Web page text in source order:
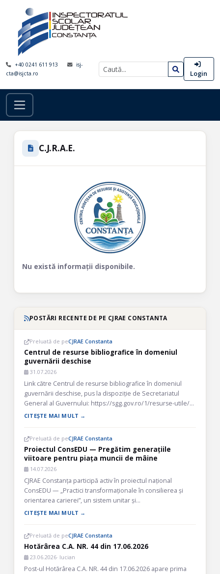
+40 0241 611 913
isj-
cta@isjcta.ro
Login
C.J.R.A.E.
Nu există informații disponibile.
POSTĂRI RECENTE DE PE CJRAE CONSTANTA
Preluată de peCJRAE Constanta
Centrul de resurse bibliografice în domeniul
guvernării deschise
31.07.2026
Link către Centrul de resurse bibliografice în domeniul
guvernării deschise, pus la dispoziție de Secretariatul
General al Guvernului: https://sgg.gov.ro/1/resurse-utile/
Post-ul…
CITEȘTE MAI MULT →
Preluată de peCJRAE Constanta
Proiectul ConsEDU — Pregătim generațiile
viitoare pentru piața muncii de mâine
14.07.2026
CJRAE Constanța participă activ în proiectul național
ConsEDU — „Practici transformaționale în consilierea și
orientarea carierei”, un sistem unitar și…
CITEȘTE MAI MULT →
Preluată de peCJRAE Constanta
Hotărârea C.A. NR. 44 din 17.06.2026
23.06.2026· lucian
Post-ul Hotărârea C.A. NR. 44 din 17.06.2026 apare prima